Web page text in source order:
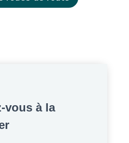
vous à la